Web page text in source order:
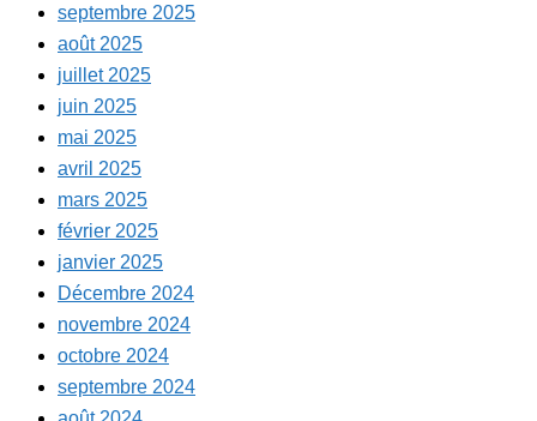
septembre 2025
août 2025
juillet 2025
juin 2025
mai 2025
avril 2025
mars 2025
février 2025
janvier 2025
Décembre 2024
novembre 2024
octobre 2024
septembre 2024